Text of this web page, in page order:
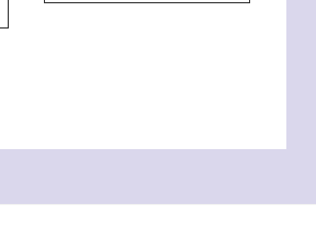
peuvent
choisies
être
sur